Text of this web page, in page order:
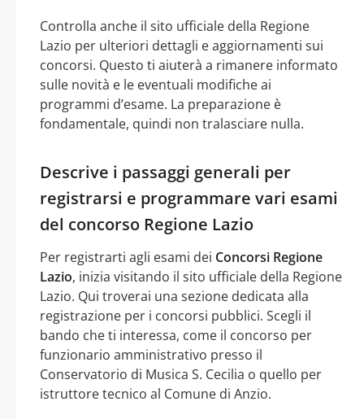
Controlla anche il sito ufficiale della Regione
Lazio per ulteriori dettagli e aggiornamenti sui
concorsi. Questo ti aiuterà a rimanere informato
sulle novità e le eventuali modifiche ai
programmi d’esame. La preparazione è
fondamentale, quindi non tralasciare nulla.
Descrive i passaggi generali per
registrarsi e programmare vari esami
del concorso Regione Lazio
Per registrarti agli esami dei Concorsi Regione
Lazio, inizia visitando il sito ufficiale della Regione
Lazio. Qui troverai una sezione dedicata alla
registrazione per i concorsi pubblici. Scegli il
bando che ti interessa, come il concorso per
funzionario amministrativo presso il
Conservatorio di Musica S. Cecilia o quello per
istruttore tecnico al Comune di Anzio.